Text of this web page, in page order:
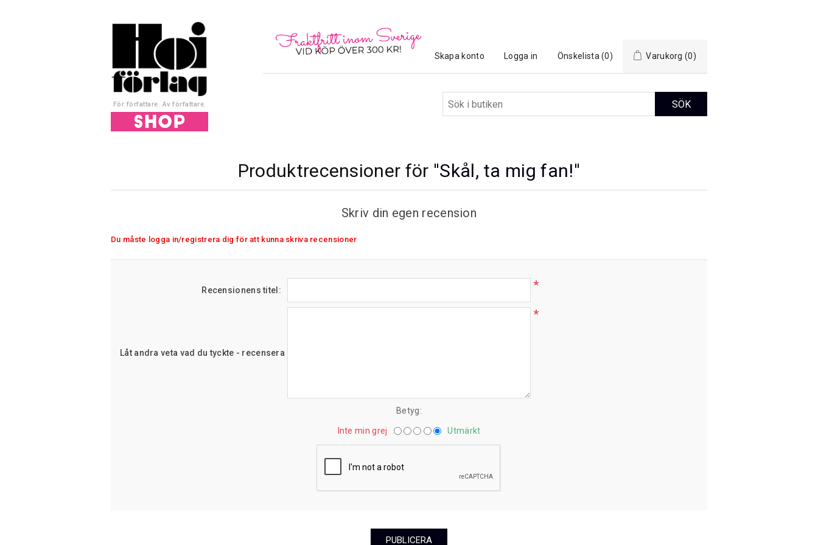
För författare. Av författare.
Skapa konto Logga in Önskelista (0) Varukorg (0)
Produktrecensioner för Skål, ta mig fan!
Skriv din egen recension
Du måste logga in/registrera dig för att kunna skriva recensioner
Recensionens titel: *
Låt andra veta vad du tyckte - recensera här.:
*
Betyg:
Inte min grej Utmärkt